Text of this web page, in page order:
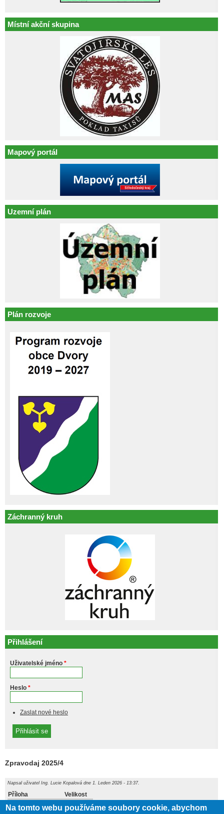
Místní akční skupina
Mapový portál
Uzemní plán
Plán rozvoje
Záchranný kruh
Přihlášení
Uživatelské jméno *
Heslo *
Zaslat nové heslo
Zpravodaj 2025/4
Napsal uživatel Ing. Lucie Kopalová dne 1. Leden 2026 - 13:37.
Příloha
Velikost
Zpravodaj 41.pdf 8.96 MB
Na tomto webu používáme soubory cookie, abychom